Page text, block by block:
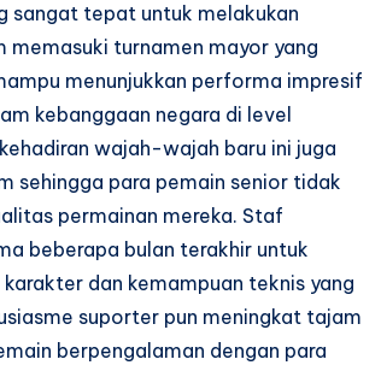
sangat tepat untuk melakukan
turnamen mayor yang
menunjukkan performa impresif
kebanggaan negara di level
wajah-wajah baru ini juga
sehingga para pemain senior tidak
permainan mereka. Staf
beberapa bulan terakhir untuk
dan kemampuan teknis yang
suporter pun meningkat tajam
berpengalaman dengan para